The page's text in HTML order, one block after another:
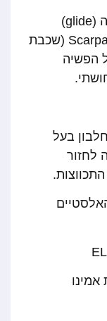
פשיה השטחית יש בה יכולת החלקה (glide)
המתאפשרת בין Scarpa epiderma fascia (שכבת
הפשיה
בעל
לחזור